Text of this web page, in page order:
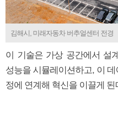
김해시, 미래자동차 버추얼센터 전경
이 기술은 가상 공간에서 설
성능을 시뮬레이션하고, 이
정에 연계해 혁신을 이끌게 된